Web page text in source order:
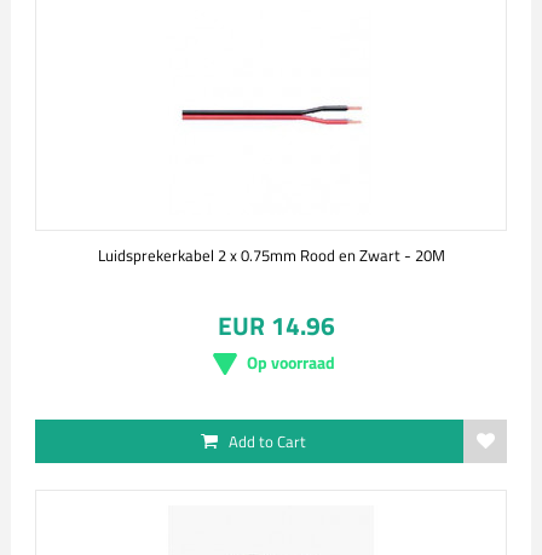
Luidsprekerkabel 2 x 0.75mm Rood en Zwart - 20M
EUR 14.96
Op voorraad
Add to Cart